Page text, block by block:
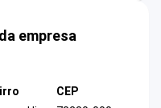
empresa
CEP